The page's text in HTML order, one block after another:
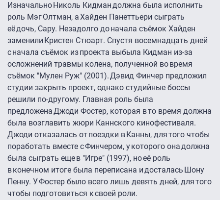
Изначально Николь Кидман должна была исполнить
роль Мэг Олтман, а Хайден Панеттьери сыграть
её дочь, Сару. Незадолго до начала съёмок Хайден
заменили Кристен Стюарт. Спустя восемнадцать дней
с начала съёмок из проекта выбыла Кидман из-за
осложнений травмы колена, полученной во время
съёмок "Мулен Руж" (2001). Дэвид Финчер предложил
студии закрыть проект, однако студийные боссы
решили по-другому. Главная роль была
предложена Джоди Фостер, которая в то время должна
была возглавить жюри Каннского кинофестиваля.
Джоди отказалась от поездки в Канны, для того чтобы
поработать вместе с Финчером, у которого она должна
была сыграть еще в "Игре" (1997), но её роль
в конечном итоге была переписана и досталась Шону
Пенну. У Фостер было всего лишь девять дней, для того
чтобы подготовиться к своей роли.